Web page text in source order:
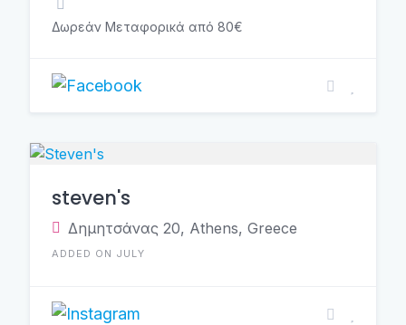
Δωρεάν Μεταφορικά από 80€
steven's
Δημητσάνας 20, Athens, Greece
ADDED ON JULY